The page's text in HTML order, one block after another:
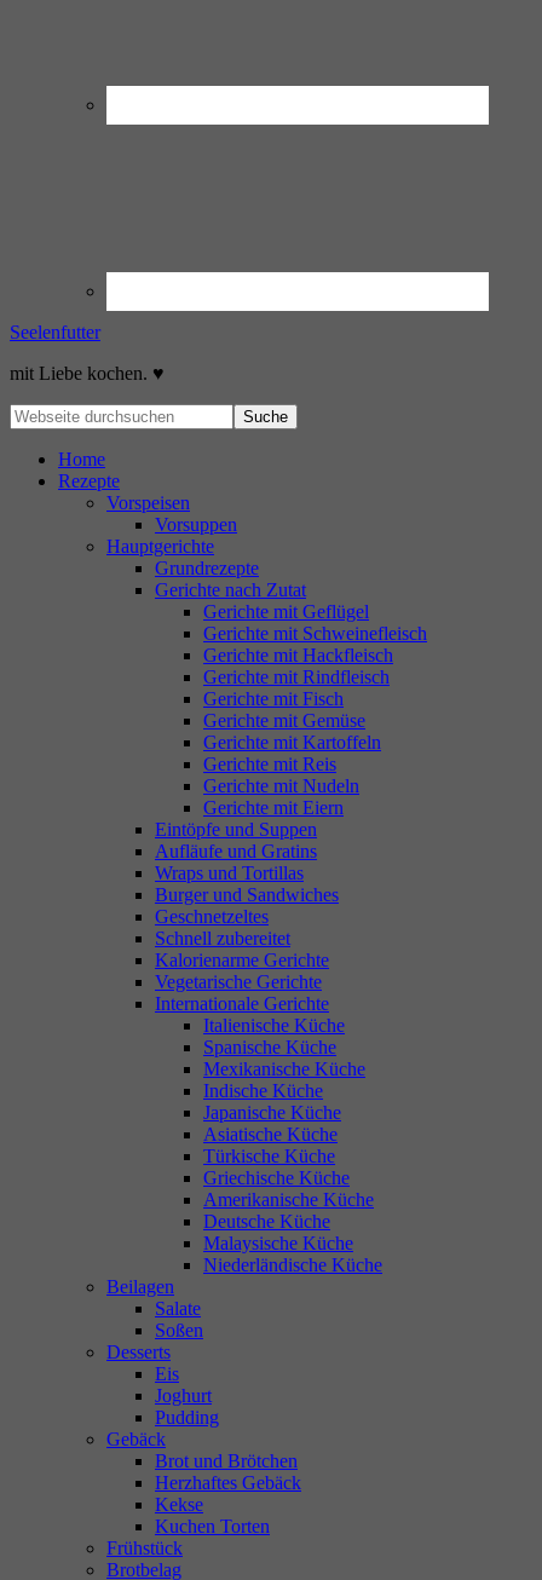
Seelenfutter
mit Liebe kochen. ♥
Home
Rezepte
Vorspeisen
Vorsuppen
Hauptgerichte
Grundrezepte
Gerichte nach Zutat
Gerichte mit Geflügel
Gerichte mit Schweinefleisch
Gerichte mit Hackfleisch
Gerichte mit Rindfleisch
Gerichte mit Fisch
Gerichte mit Gemüse
Gerichte mit Kartoffeln
Gerichte mit Reis
Gerichte mit Nudeln
Gerichte mit Eiern
Eintöpfe und Suppen
Aufläufe und Gratins
Wraps und Tortillas
Burger und Sandwiches
Geschnetzeltes
Schnell zubereitet
Kalorienarme Gerichte
Vegetarische Gerichte
Internationale Gerichte
Italienische Küche
Spanische Küche
Mexikanische Küche
Indische Küche
Japanische Küche
Asiatische Küche
Türkische Küche
Griechische Küche
Amerikanische Küche
Deutsche Küche
Malaysische Küche
Niederländische Küche
Beilagen
Salate
Soßen
Desserts
Eis
Joghurt
Pudding
Gebäck
Brot und Brötchen
Herzhaftes Gebäck
Kekse
Kuchen Torten
Frühstück
Brotbelag